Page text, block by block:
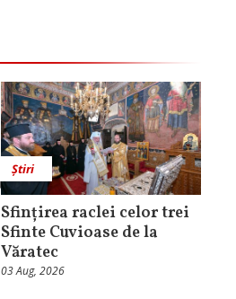
Știri
Sfințirea raclei celor trei
Sfinte Cuvioase de la
Văratec
03 Aug, 2026